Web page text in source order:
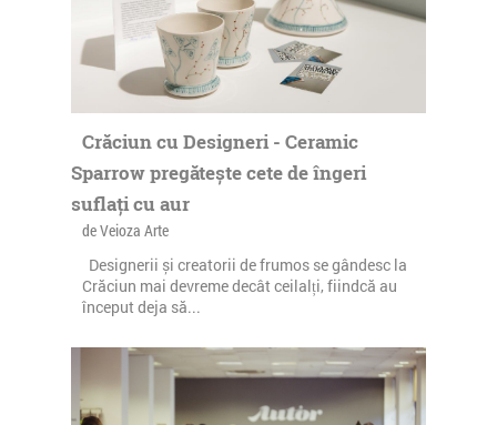
Crăciun cu Designeri - Ceramic
Sparrow pregătește cete de îngeri
suflați cu aur
de Veioza Arte
Designerii și creatorii de frumos se gândesc la
Crăciun mai devreme decât ceilalți, fiindcă au
început deja să...